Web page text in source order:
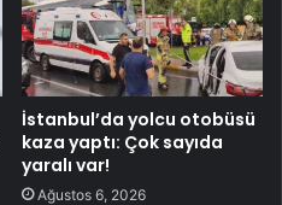
İstanbul’da yolcu otobüsü
kaza yaptı: Çok sayıda
yaralı var!
Ağustos 6, 2026